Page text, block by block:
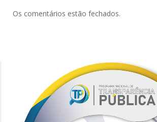
Os comentários estão fechados.